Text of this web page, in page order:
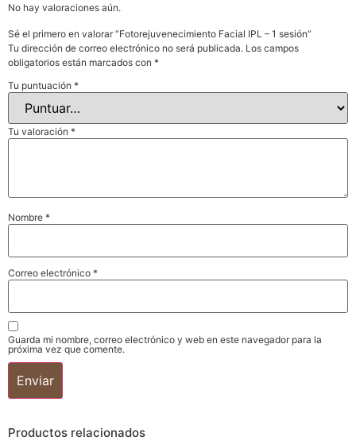
No hay valoraciones aún.
Sé el primero en valorar “Fotorejuvenecimiento Facial IPL – 1 sesión”
Tu dirección de correo electrónico no será publicada. Los campos
obligatorios están marcados con *
Tu puntuación *
Tu valoración *
Nombre *
Correo electrónico *
Guarda mi nombre, correo electrónico y web en este navegador para la
próxima vez que comente.
Productos relacionados